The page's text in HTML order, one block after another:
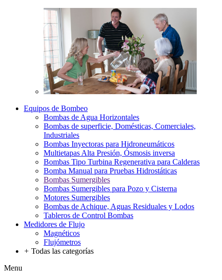
Equipos de Bombeo
Bombas de Agua Horizontales
Bombas de superficie, Domésticas, Comerciales,
Industriales
Bombas Inyectoras para Hidroneumáticos
Multietapas Alta Presión, Ósmosis inversa
Bombas Tipo Turbina Regenerativa para Calderas
Bomba Manual para Pruebas Hidrostáticas
Bombas Sumergibles
Bombas Sumergibles para Pozo y Cisterna
Motores Sumergibles
Bombas de Achique, Aguas Residuales y Lodos
Tableros de Control Bombas
Medidores de Flujo
Magnéticos
Flujómetros
+ Todas las categorías
Menu